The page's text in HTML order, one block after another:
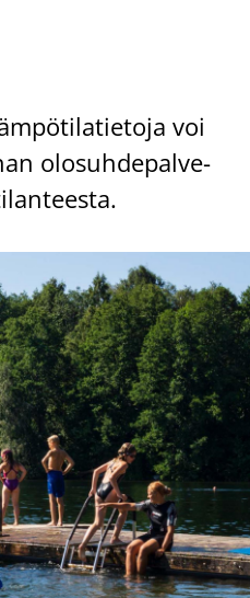
voi
olo­suh­de­pal­ve­